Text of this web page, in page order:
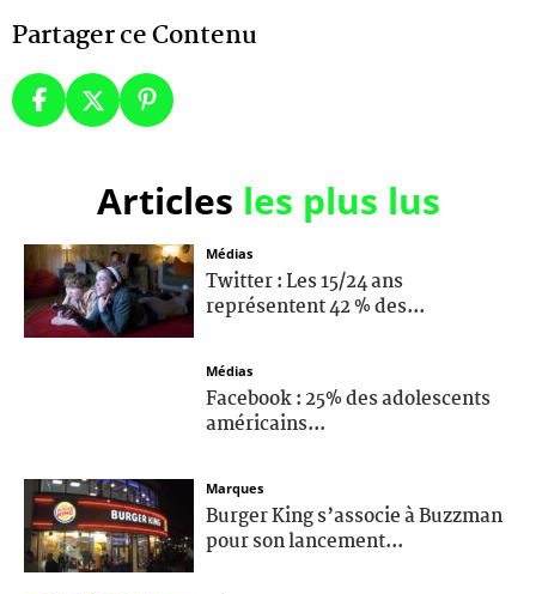
Partager ce Contenu
Articles les plus lus
Médias
Twitter : Les 15/24 ans
représentent 42 % des...
Médias
Facebook : 25% des adolescents
américains...
Marques
Burger King s’associe à Buzzman
pour son lancement...